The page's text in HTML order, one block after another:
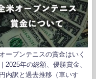
ープンテニスの賞金はいく
2025年の総額、優勝賞金、
内訳と過去推移（車いす